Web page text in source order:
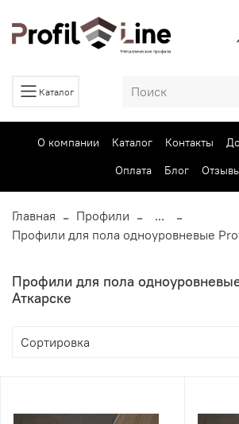
Каталог
О компании Каталог Контакты
Оплата
Блог
Главная Профили
...
Профили для пола одноуровневые
Профили для пола
Аткарске